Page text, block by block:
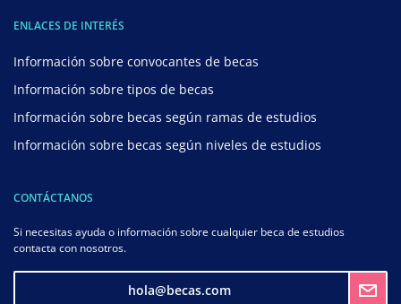
ENLACES DE INTERÉS
Información sobre convocantes de becas
Información sobre tipos de becas
Información sobre becas según ramas de estudios
Información sobre becas según niveles de estudios
CONTÁCTANOS
Si necesitas ayuda o información sobre cualquier beca de estudios
contacta con nosotros.
hola@becas.com